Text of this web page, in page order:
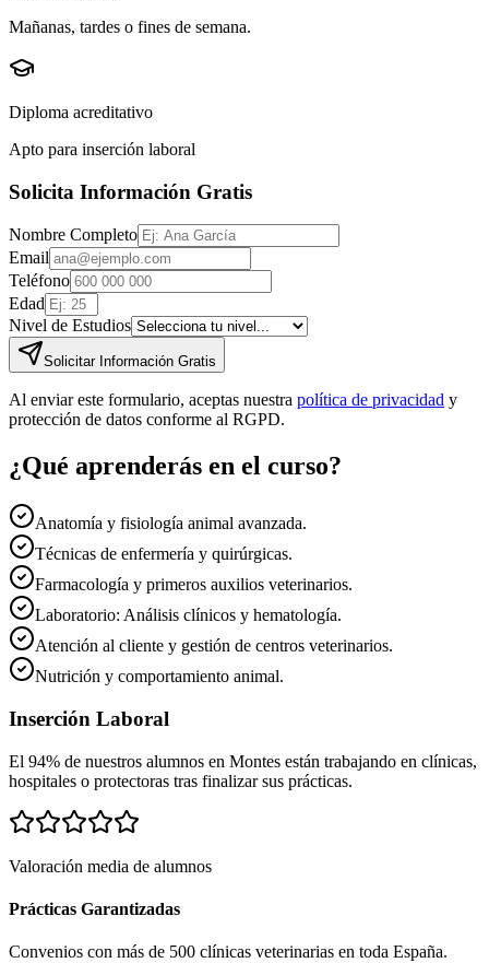
Mañanas, tardes o fines de semana.
Diploma acreditativo
Apto para inserción laboral
Solicita Información Gratis
Nombre Completo
Email
Teléfono
Edad
Nivel de Estudios
Solicitar Información Gratis
Al enviar este formulario, aceptas nuestra política de privacidad y
protección de datos conforme al RGPD.
¿Qué aprenderás en el curso?
Anatomía y fisiología animal avanzada.
Técnicas de enfermería y quirúrgicas.
Farmacología y primeros auxilios veterinarios.
Laboratorio: Análisis clínicos y hematología.
Atención al cliente y gestión de centros veterinarios.
Nutrición y comportamiento animal.
Inserción Laboral
El 94% de nuestros alumnos en Montes están trabajando en clínicas,
hospitales o protectoras tras finalizar sus prácticas.
Valoración media de alumnos
Prácticas Garantizadas
Convenios con más de 500 clínicas veterinarias en toda España.